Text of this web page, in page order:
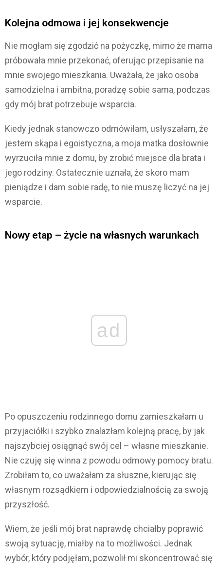
Kolejna odmowa i jej konsekwencje
Nie mogłam się zgodzić na pożyczkę, mimo że mama
próbowała mnie przekonać, oferując przepisanie na
mnie swojego mieszkania. Uważała, że jako osoba
samodzielna i ambitna, poradzę sobie sama, podczas
gdy mój brat potrzebuje wsparcia.
Kiedy jednak stanowczo odmówiłam, usłyszałam, że
jestem skąpa i egoistyczna, a moja matka dosłownie
wyrzuciła mnie z domu, by zrobić miejsce dla brata i
jego rodziny. Ostatecznie uznała, że skoro mam
pieniądze i dam sobie radę, to nie muszę liczyć na jej
wsparcie.
Nowy etap – życie na własnych warunkach
ad
Po opuszczeniu rodzinnego domu zamieszkałam u
przyjaciółki i szybko znalazłam kolejną pracę, by jak
najszybciej osiągnąć swój cel – własne mieszkanie.
Nie czuję się winna z powodu odmowy pomocy bratu.
Zrobiłam to, co uważałam za słuszne, kierując się
własnym rozsądkiem i odpowiedzialnością za swoją
przyszłość.
Wiem, że jeśli mój brat naprawdę chciałby poprawić
swoją sytuację, miałby na to możliwości. Jednak
wybór, który podjęłam, pozwolił mi skoncentrować się